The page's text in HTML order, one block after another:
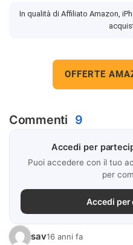
In qualità di Affiliato Amazon,
OFFERTE
Commenti 9
Accedi per
Puoi accedere con il tuo
per
Accedi per
sav16 anni fa